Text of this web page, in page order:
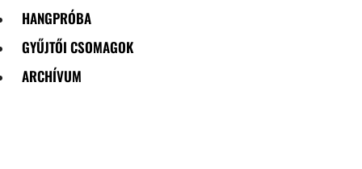
HANGPRÓBA
GYŰJTŐI CSOMAGOK
ARCHÍVUM